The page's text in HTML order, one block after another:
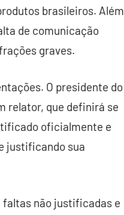
brasileiros. Além
de comunicação
graves.
O presidente do
relator, que definirá se
oficialmente e
justificando sua
faltas não justificadas e